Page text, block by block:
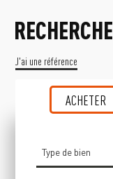
ACHETER
J'ai une référence
Type de
Sélectionnez le
Sélectionnez le